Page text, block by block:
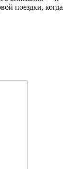
поездки, когда